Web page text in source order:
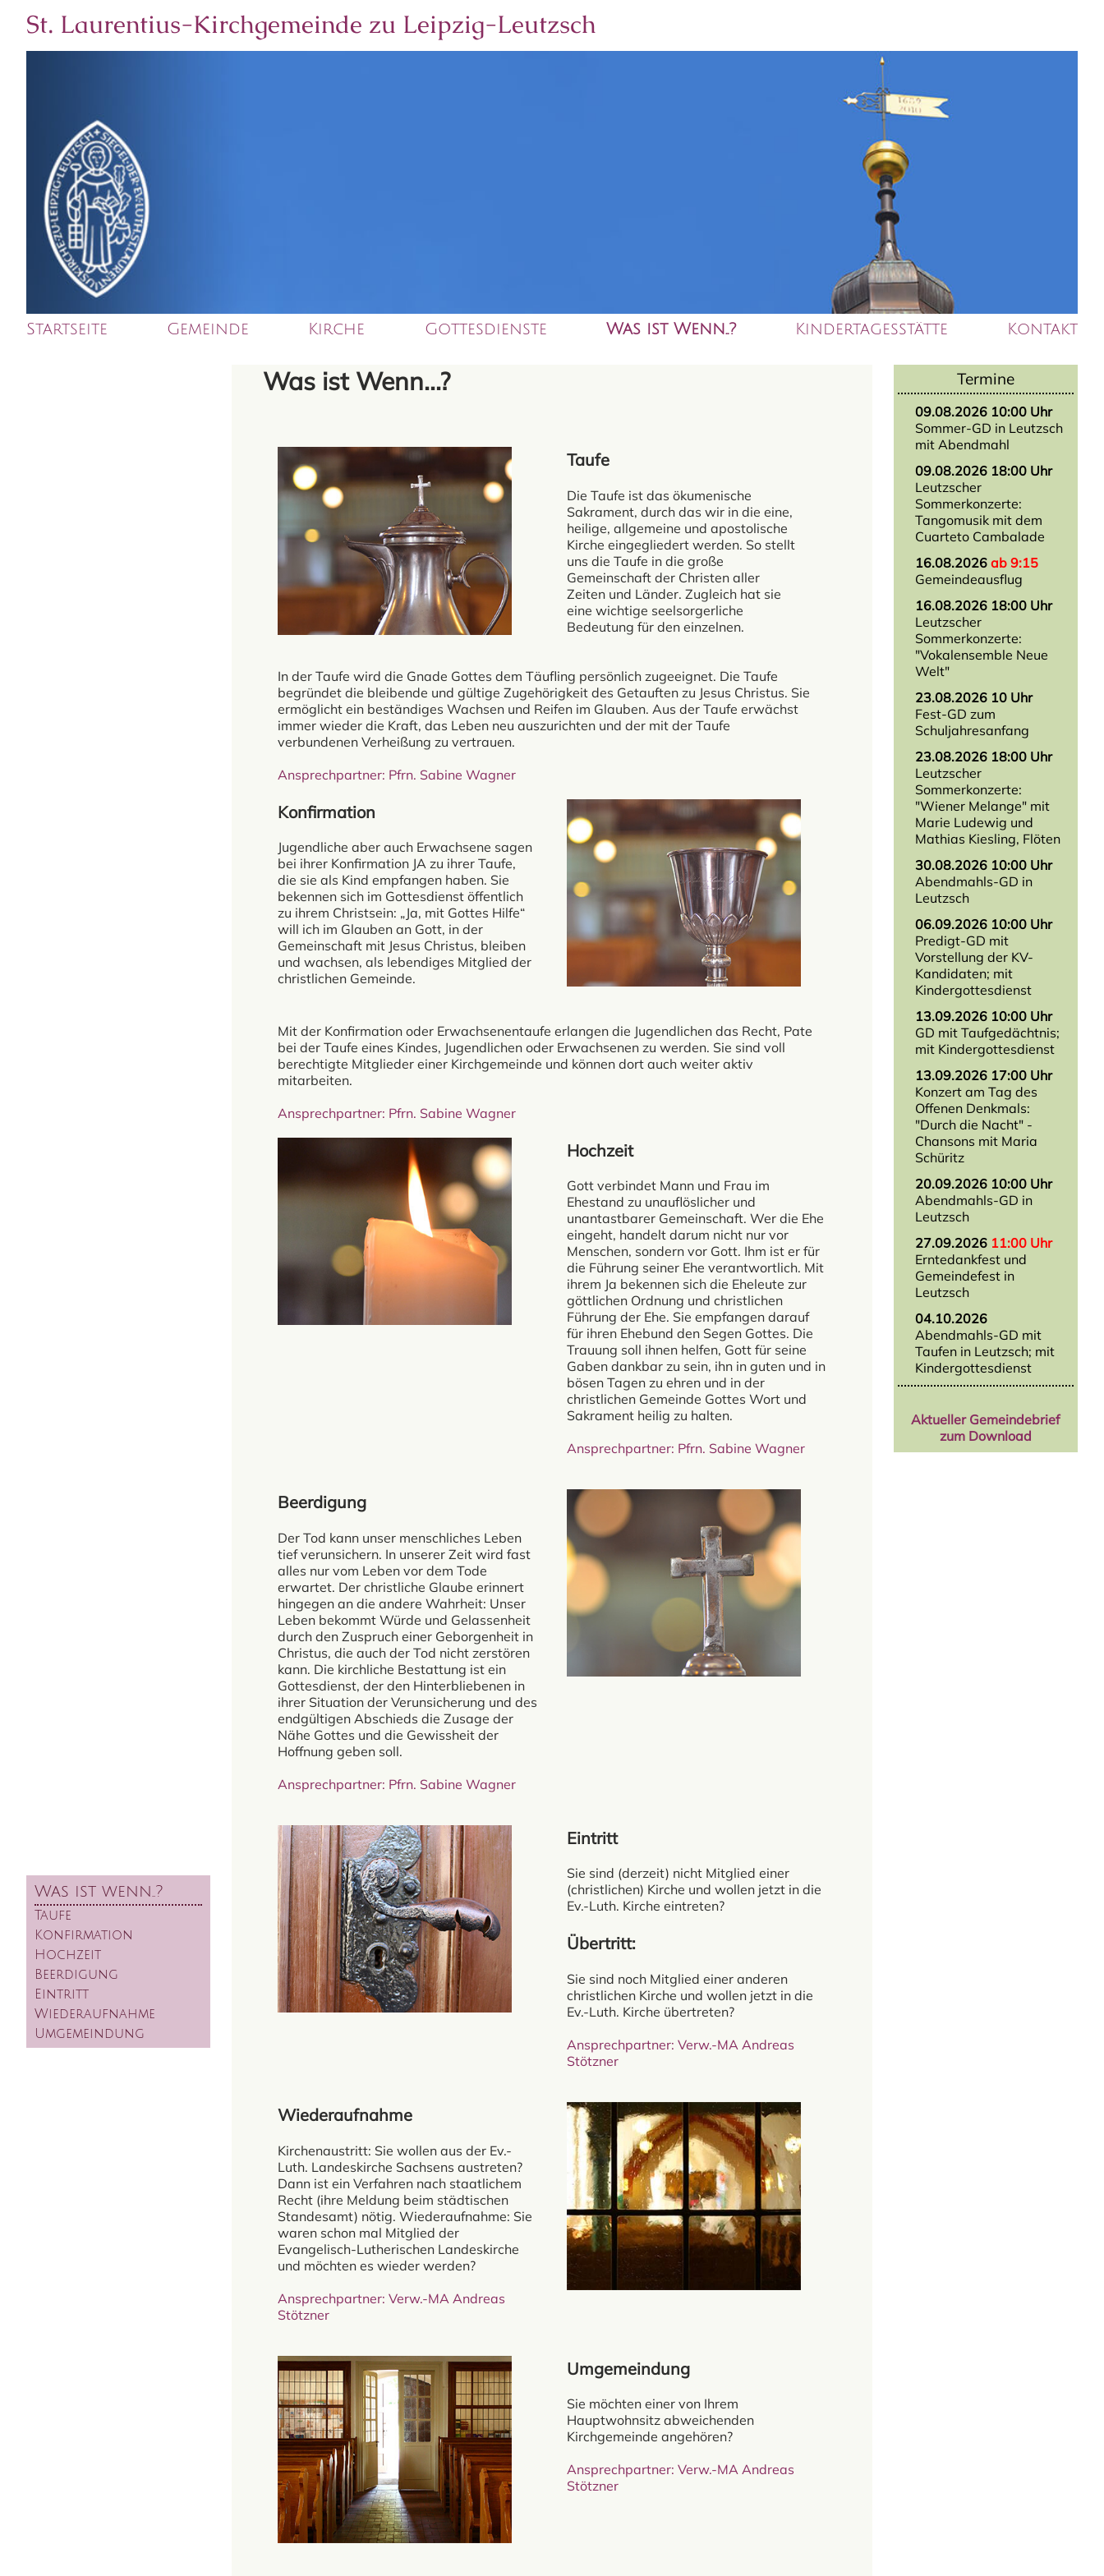
St. Laurentius-Kirchgemeinde zu Leipzig-Leutzsch
Startseite Gemeinde Kirche Gottesdienste Was ist Wenn..? Kindertagesstätte Kontakt
Was ist wenn..?
Taufe
Konfirmation
Hochzeit
Beerdigung
Eintritt
Wiederaufnahme
Umgemeindung
Was ist Wenn...?
Taufe
Die Taufe ist das ökumenische
Sakrament, durch das wir in die eine,
heilige, allgemeine und apostolische
Kirche eingegliedert werden. So stellt
uns die Taufe in die große
Gemeinschaft der Christen aller
Zeiten und Länder. Zugleich hat sie
eine wichtige seelsorgerliche
Bedeutung für den einzelnen.
In der Taufe wird die Gnade Gottes dem Täufling persönlich zugeeignet. Die Taufe
begründet die bleibende und gültige Zugehörigkeit des Getauften zu Jesus Christus. Sie
ermöglicht ein beständiges Wachsen und Reifen im Glauben. Aus der Taufe erwächst
immer wieder die Kraft, das Leben neu auszurichten und der mit der Taufe
verbundenen Verheißung zu vertrauen.
Ansprechpartner: Pfrn. Sabine Wagner
Konfirmation
Jugendliche aber auch Erwachsene sagen
bei ihrer Konfirmation JA zu ihrer Taufe,
die sie als Kind empfangen haben. Sie
bekennen sich im Gottesdienst öffentlich
zu ihrem Christsein: „Ja, mit Gottes Hilfe“
will ich im Glauben an Gott, in der
Gemeinschaft mit Jesus Christus, bleiben
und wachsen, als lebendiges Mitglied der
christlichen Gemeinde.
Mit der Konfirmation oder Erwachsenentaufe erlangen die Jugendlichen das Recht, Pate
bei der Taufe eines Kindes, Jugendlichen oder Erwachsenen zu werden. Sie sind voll
berechtigte Mitglieder einer Kirchgemeinde und können dort auch weiter aktiv
mitarbeiten.
Ansprechpartner: Pfrn. Sabine Wagner
Hochzeit
Gott verbindet Mann und Frau im
Ehestand zu unauflöslicher und
unantastbarer Gemeinschaft. Wer die Ehe
eingeht, handelt darum nicht nur vor
Menschen, sondern vor Gott. Ihm ist er für
die Führung seiner Ehe verantwortlich. Mit
ihrem Ja bekennen sich die Eheleute zur
göttlichen Ordnung und christlichen
Führung der Ehe. Sie empfangen darauf
für ihren Ehebund den Segen Gottes. Die
Trauung soll ihnen helfen, Gott für seine
Gaben dankbar zu sein, ihn in guten und in
bösen Tagen zu ehren und in der
christlichen Gemeinde Gottes Wort und
Sakrament heilig zu halten.
Ansprechpartner: Pfrn. Sabine Wagner
Beerdigung
Der Tod kann unser menschliches Leben
tief verunsichern. In unserer Zeit wird fast
alles nur vom Leben vor dem Tode
erwartet. Der christliche Glaube erinnert
hingegen an die andere Wahrheit: Unser
Leben bekommt Würde und Gelassenheit
durch den Zuspruch einer Geborgenheit in
Christus, die auch der Tod nicht zerstören
kann. Die kirchliche Bestattung ist ein
Gottesdienst, der den Hinterbliebenen in
ihrer Situation der Verunsicherung und des
endgültigen Abschieds die Zusage der
Nähe Gottes und die Gewissheit der
Hoffnung geben soll.
Ansprechpartner: Pfrn. Sabine Wagner
Eintritt
Sie sind (derzeit) nicht Mitglied einer
(christlichen) Kirche und wollen jetzt in die
Ev.-Luth. Kirche eintreten?
Übertritt:
Sie sind noch Mitglied einer anderen
christlichen Kirche und wollen jetzt in die
Ev.-Luth. Kirche übertreten?
Ansprechpartner: Verw.-MA Andreas
Stötzner
Wiederaufnahme
Kirchenaustritt: Sie wollen aus der Ev.-
Luth. Landeskirche Sachsens austreten?
Dann ist ein Verfahren nach staatlichem
Recht (ihre Meldung beim städtischen
Standesamt) nötig. Wiederaufnahme: Sie
waren schon mal Mitglied der
Evangelisch-Lutherischen Landeskirche
und möchten es wieder werden?
Ansprechpartner: Verw.-MA Andreas
Stötzner
Umgemeindung
Sie möchten einer von Ihrem
Hauptwohnsitz abweichenden
Kirchgemeinde angehören?
Ansprechpartner: Verw.-MA Andreas
Stötzner
Termine
09.08.2026 10:00 Uhr
Sommer-GD in Leutzsch
mit Abendmahl
09.08.2026 18:00 Uhr
Leutzscher
Sommerkonzerte:
Tangomusik mit dem
Cuarteto Cambalade
16.08.2026 ab 9:15
Gemeindeausflug
16.08.2026 18:00 Uhr
Leutzscher
Sommerkonzerte:
"Vokalensemble Neue
Welt"
23.08.2026 10 Uhr
Fest-GD zum
Schuljahresanfang
23.08.2026 18:00 Uhr
Leutzscher
Sommerkonzerte:
"Wiener Melange" mit
Marie Ludewig und
Mathias Kiesling, Flöten
30.08.2026 10:00 Uhr
Abendmahls-GD in
Leutzsch
06.09.2026 10:00 Uhr
Predigt-GD mit
Vorstellung der KV-
Kandidaten; mit
Kindergottesdienst
13.09.2026 10:00 Uhr
GD mit Taufgedächtnis;
mit Kindergottesdienst
13.09.2026 17:00 Uhr
Konzert am Tag des
Offenen Denkmals:
"Durch die Nacht" -
Chansons mit Maria
Schüritz
20.09.2026 10:00 Uhr
Abendmahls-GD in
Leutzsch
27.09.2026 11:00 Uhr
Erntedankfest und
Gemeindefest in
Leutzsch
04.10.2026
Abendmahls-GD mit
Taufen in Leutzsch; mit
Kindergottesdienst
Aktueller Gemeindebrief
zum Download